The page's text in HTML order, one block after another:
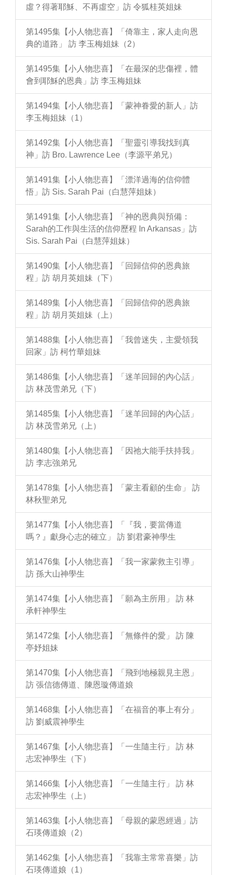
虛？得著耶穌、不再虛空」訪 令狐桂英姐妹
第1495集【小人物悲喜】「倚靠主，家人走向恩
典的道路」 訪 李玉梅姐妹（2）
第1495集【小人物悲喜】「在最深的悲傷裡，體
會到耶穌的恩典」訪 李玉梅姐妹
第1494集【小人物悲喜】「蒙神眷愛的新人」訪
李玉梅姐妹（1）
第1492集【小人物悲喜】「聖靈引導我找到真
神」訪 Bro. Lawrence Lee（李源平弟兄）
第1491集【小人物悲喜】「漂洋過海的信仰體
悟」訪 Sis. Sarah Pai（白慧萍姐妹）
第1491集【小人物悲喜】「神的恩典與預備：
Sarah的工作與生活的信仰歷程 In Arkansas」訪
Sis. Sarah Pai（白慧萍姐妹）
第1490集【小人物悲喜】「回歸信仰的恩典旅
程」訪 胡月英姐妹（下）
第1489集【小人物悲喜】「回歸信仰的恩典旅
程」訪 胡月英姐妹（上）
第1488集【小人物悲喜】「我曾迷失，主愛領我
回家」訪 柯竹華姐妹
第1486集【小人物悲喜】「迷羊回歸的內心話」
訪 林茂雪弟兄（下）
第1485集【小人物悲喜】「迷羊回歸的內心話」
訪 林茂雪弟兄（上）
第1480集【小人物悲喜】「因祂大能手扶持我」
訪 李志強弟兄
第1478集【小人物悲喜】「蒙主看顧的生命」 訪
林秋聖弟兄
第1477集【小人物悲喜】「『我，要當傳道
嗎？』獻身心志的確立」 訪 劉君豪神學生
第1476集【小人物悲喜】「我一家蒙救主引導」
訪 孫大山神學生
第1474集【小人物悲喜】「願為主所用」 訪 林
承軒神學生
第1472集【小人物悲喜】「無條件的愛」 訪 陳
亭妤姐妹
第1470集【小人物悲喜】「飛到地極親見主恩」
訪 張信德傳道、陳恩璇傳道娘
第1468集【小人物悲喜】「在福音的事上有分」
訪 劉威震神學生
第1467集【小人物悲喜】「一生隨主行」 訪 林
志宏神學生（下）
第1466集【小人物悲喜】「一生隨主行」 訪 林
志宏神學生（上）
第1463集【小人物悲喜】「母親的蒙恩經過」訪
石瑛傳道娘（2）
第1462集【小人物悲喜】「我靠主常常喜樂」訪
石瑛傳道娘（1）